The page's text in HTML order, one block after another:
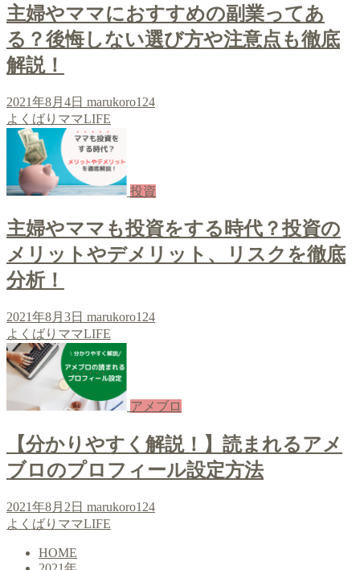
主婦やママにおすすめの副業ってあ
る？後悔しない選び方や注意点も徹底
解説！
2021年8月4日 marukoro124
よくばりママLIFE
投資
主婦やママも投資をする時代？投資の
メリットやデメリット、リスクを徹底
分析！
2021年8月3日 marukoro124
よくばりママLIFE
アメブロ
【分かりやすく解説！】読まれるアメ
ブロのプロフィール設定方法
2021年8月2日 marukoro124
よくばりママLIFE
HOME